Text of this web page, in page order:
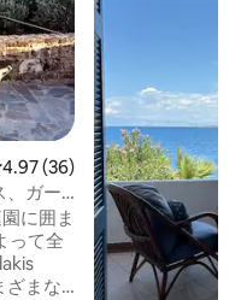
ビュー36件、5つ星中4.97つ
4.97 (36)
、ガー
に囲ま
って全
ざまな